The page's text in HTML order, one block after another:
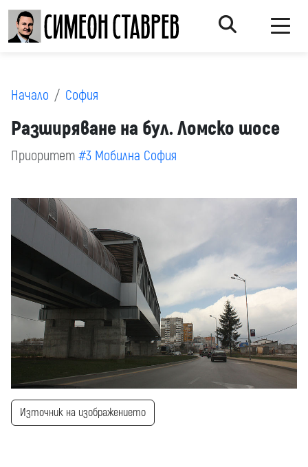
Начало София
Разширяване на бул. Ломско шосе
Приоритет #3 Мобилна София
Източник на изображението